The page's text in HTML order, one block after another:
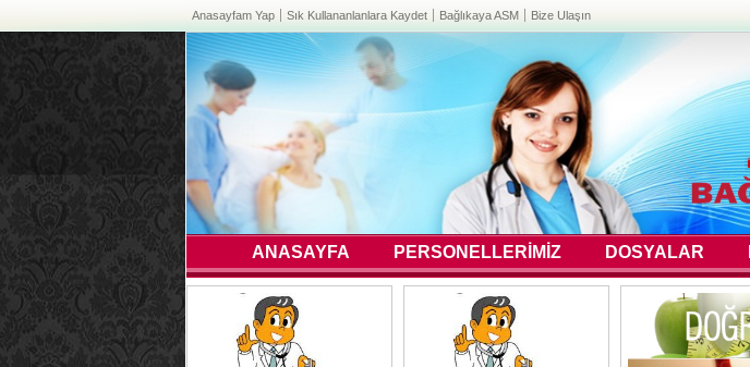
Anasayfam Yap Sık Kullananlanlara Kaydet Bağlıkaya ASM Bize Ulaşın
ANASAYFA PERSONELLERİMİZ DOSYALAR